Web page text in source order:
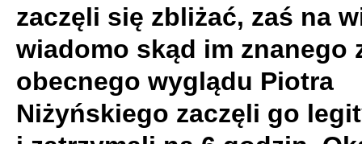
zaczęli się zbliżać, zaś na
wiadomo skąd im znanego
obecnego wyglądu Piotra
Niżyńskiego zaczęli go